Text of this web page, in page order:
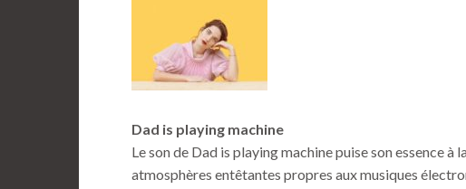
Dad is playing machine
Le son de Dad is playing machine puise son essence
atmosphères entêtantes propres aux musiques